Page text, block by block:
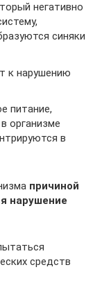
негативно
синяки
к нарушению
питание,
организме
в
причиной
нарушение
средств